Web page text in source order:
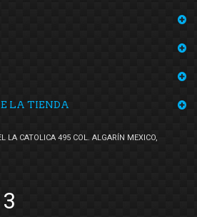
LA TIENDA
LA CATOLICA 495 COL. ALGARÍN MEXICO,